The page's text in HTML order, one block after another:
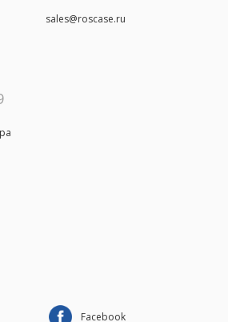
sales@roscase.ru
Facebook